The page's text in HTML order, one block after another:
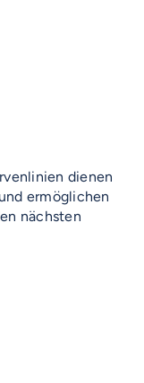
dienen
ermöglichen
nächsten